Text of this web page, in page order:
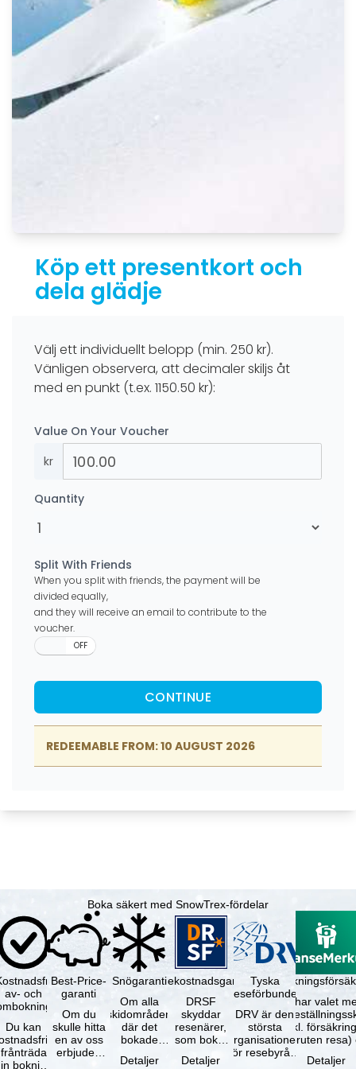
Boka säkert med SnowTrex-fördelar
av- och
Du kan
frånträda
bokning
Best-Price-
garanti
Om du
skulle hitta
en av oss
erbjuden
Snögaranti
Om alla
skidområden
där det
bokade
gäller –
Detaljer
Resekostnadsgaranti
DRSF
skyddar
resenärer,
som bokat
paketresa
Detaljer
Tyska
reseförbundet
DRV är den
största
organisationen
för resebyråer
Du har valet
(inkl.
avbruten resa)
Detaljer